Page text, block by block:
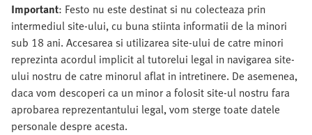
Important: Festo nu este destinat si nu colecteaza prin
intermediul site-ului, cu buna stiinta informatii de la minori
sub 18 ani. Accesarea si utilizarea site-ului de catre minori
reprezinta acordul implicit al tutorelui legal in navigarea site-
ului nostru de catre minorul aflat in intretinere. De asemenea,
daca vom descoperi ca un minor a folosit site-ul nostru fara
aprobarea reprezentantului legal, vom sterge toate datele
personale despre acesta.